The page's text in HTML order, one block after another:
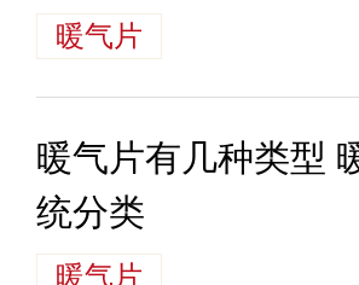
暖气片
暖气片有几种类型
统分类
暖气片